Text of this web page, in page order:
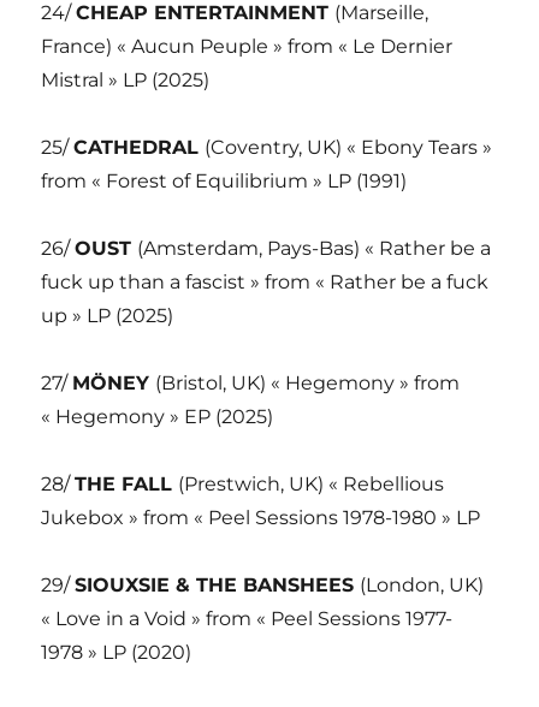
24/CHEAP ENTERTAINMENT (Marseille,
France) « Aucun Peuple » from « Le Dernier
Mistral » LP (2025)
25/CATHEDRAL (Coventry, UK) « Ebony Tears »
from « Forest of Equilibrium » LP (1991)
26/OUST (Amsterdam, Pays-Bas) « Rather be a
fuck up than a fascist » from « Rather be a fuck
up » LP (2025)
27/ MÖNEY (Bristol, UK) « Hegemony » from
« Hegemony » EP (2025)
28/THE FALL (Prestwich, UK) « Rebellious
Jukebox » from « Peel Sessions 1978-1980 » LP
29/SIOUXSIE & THE BANSHEES (London, UK)
« Love in a Void » from « Peel Sessions 1977-
1978 » LP (2020)